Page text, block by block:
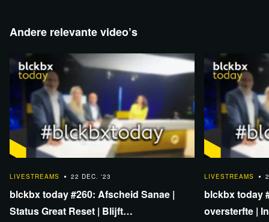
Twitter Nu.nl
Waarom de 'oninteressante' Epstein-
Artikel AD
Groningse burgemeesters: ‘Asielcrisis wordt
willens en wetens in stand gehouden door Den Haag
en andere gemeenten’
https://www.ad.nl/binnenland/g...
Artikel Accountant.nlInflatie in 2023 gedaald naar 3,8
procent, de helft van 2022
Lees 13 reacties
Andere relevante video’s
LIVESTREAMS
22 DEC. '23
blckbx today #260: Afscheid Sanae |
Status Great Reset | Blijft
LIVESTREAMS
blckbx today
oversterfte |